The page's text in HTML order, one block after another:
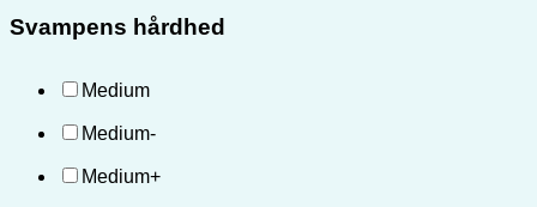
Svampens hårdhed
Medium
Medium-
Medium+